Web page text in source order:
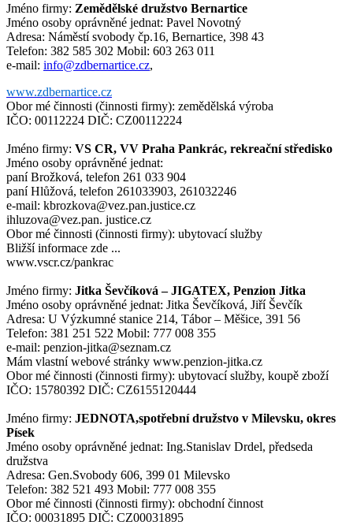
Jméno firmy: Zemědělské družstvo Bernartice
Jméno osoby oprávněné jednat: Pavel Novotný
Adresa: Náměstí svobody čp.16, Bernartice, 398 43
Telefon: 382 585 302 Mobil: 603 263 011
e-mail: info@zdbernartice.cz,
www.zdbernartice.cz
Obor mé činnosti (činnosti firmy): zemědělská výroba
IČO: 00112224 DIČ: CZ00112224
Jméno firmy: VS CR, VV Praha Pankrác, rekreační středisko
Jméno osoby oprávněné jednat:
paní Brožková, telefon 261 033 904
paní Hlůžová, telefon 261033903, 261032246
e-mail: kbrozkova@vez.pan.justice.cz
ihluzova@vez.pan. justice.cz
Obor mé činnosti (činnosti firmy): ubytovací služby
Bližší informace zde ...
www.vscr.cz/pankrac
Jméno firmy: Jitka Ševčíková – JIGATEX, Penzion Jitka
Jméno osoby oprávněné jednat: Jitka Ševčíková, Jiří Ševčík
Adresa: U Výzkumné stanice 214, Tábor – Měšice, 391 56
Telefon: 381 251 522 Mobil: 777 008 355
e-mail: penzion-jitka@seznam.cz
Mám vlastní webové stránky www.penzion-jitka.cz
Obor mé činnosti (činnosti firmy): ubytovací služby, koupě zboží
IČO: 15780392 DIČ: CZ6155120444
Jméno firmy: JEDNOTA,spotřební družstvo v Milevsku, okres
Písek
Jméno osoby oprávněné jednat: Ing.Stanislav Drdel, předseda
družstva
Adresa: Gen.Svobody 606, 399 01 Milevsko
Telefon: 382 521 493 Mobil: 777 008 355
Obor mé činnosti (činnosti firmy): obchodní činnost
IČO: 00031895 DIČ: CZ00031895